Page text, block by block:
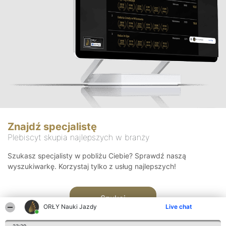
ORŁY Nauki Jazdy Live chat
Znajdź specjalistę
Plebiscyt skupia najlepszych w branży
Szukasz specjalisty w pobliżu Ciebie? Sprawdź naszą
wyszukiwarkę. Korzystaj tylko z usług najlepszych!
Szukaj